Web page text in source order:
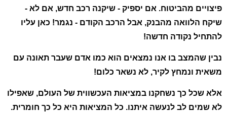
פיצויים מהביטוח. אם יספיק - שיקנה רכב חדש, אם לא -
שיקח הלוואה מהבנק, אבל הרכב הקודם - נגמר! כאן עליו
להתחיל נקודה חדשה!
נבין שהמצב בו אנו נמצאים הוא כמו אדם שעבר תאונה עם
משאית ונמחץ לקיר, לא נשאר כלום!
אלא שכל כך נשחקנו במציאות העכשווית של העולם, שאפילו
לא שמים לב לנעשה איתנו. כל המציאות היא כל כך חומרית.